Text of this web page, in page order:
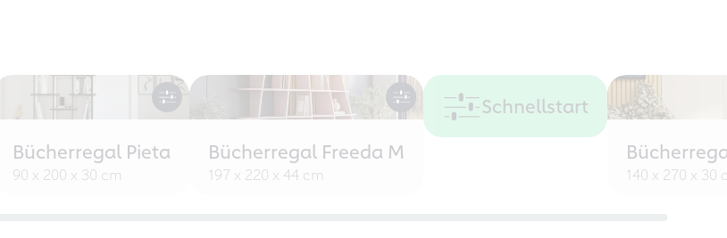
Bücherregal Pieta
90 x 200 x 30 cm
Bücherregal Freeda M
197 x 220 x 44 cm
Schnellstart
140 x 270 x 30